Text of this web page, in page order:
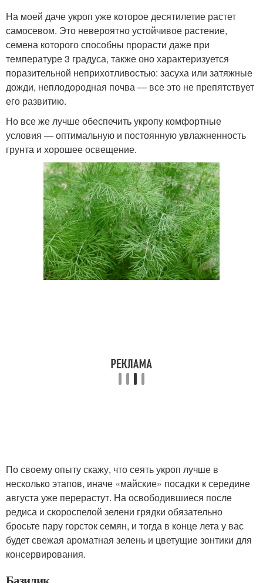
На моей даче укроп уже которое десятилетие растет
самосевом. Это невероятно устойчивое растение,
семена которого способны прорасти даже при
температуре 3 градуса, также оно характеризуется
поразительной неприхотливостью: засуха или затяжные
дожди, неплодородная почва — все это не препятствует
его развитию.
Но все же лучше обеспечить укропу комфортные
условия — оптимальную и постоянную увлажненность
грунта и хорошее освещение.
По своему опыту скажу, что сеять укроп лучше в
несколько этапов, иначе «майские» посадки к середине
августа уже перерастут. На освободившиеся после
редиса и скороспелой зелени грядки обязательно
бросьте пару горсток семян, и тогда в конце лета у вас
будет свежая ароматная зелень и цветущие зонтики для
консервирования.